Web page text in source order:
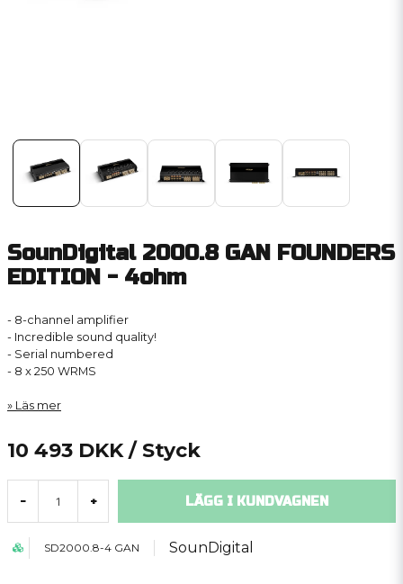
SounDigital 2000.8 GAN FOUNDERS
EDITION - 4ohm
- 8-channel amplifier
- Incredible sound quality!
- Serial numbered
- 8 x 250 WRMS
Läs mer
10 493 DKK / Styck
- + LÄGG I KUNDVAGNEN
SD2000.8-4 GAN SounDigital